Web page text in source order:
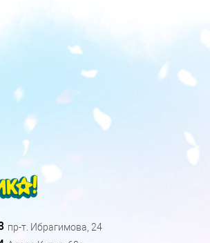
пр-т. Ибрагимова, 24